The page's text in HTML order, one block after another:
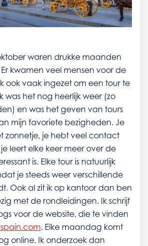
waren drukke maanden
kwamen veel mensen voor de
ook vaak ingezet om een tour te
was het nog heerlijk weer (zo
en was het geven van tours
mijn favoriete bezigheden. Je
zonnetje, je hebt veel contact
leert elke keer meer over de
is. Elke tour is natuurlijk
je steeds weer verschillende
Ook al zit ik op kantoor dan ben
met de rondleidingen. Ik schrijf
voor de website, die te vinden
. Elke maandag komt
online. Ik onderzoek dan